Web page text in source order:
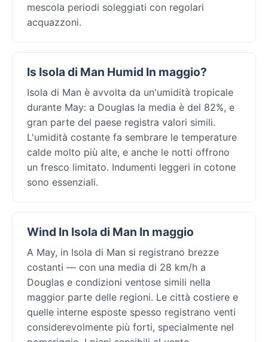
mescola periodi soleggiati con regolari
acquazzoni.
Is Isola di Man Humid In maggio?
Isola di Man è avvolta da un'umidità tropicale
durante May: a Douglas la media è del 82%, e
gran parte del paese registra valori simili.
L'umidità costante fa sembrare le temperature
calde molto più alte, e anche le notti offrono
un fresco limitato. Indumenti leggeri in cotone
sono essenziali.
Wind In Isola di Man In maggio
A May, in Isola di Man si registrano brezze
costanti — con una media di 28 km/h a
Douglas e condizioni ventose simili nella
maggior parte delle regioni. Le città costiere e
quelle interne esposte spesso registrano venti
considerevolmente più forti, specialmente nel